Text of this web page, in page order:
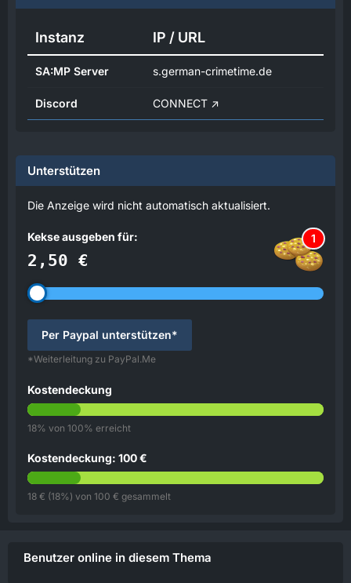
Instanz IP / URL
SA:MP Server s.german-crimetime.de
Discord CONNECT
Unterstützen
Die Anzeige wird nicht automatisch aktualisiert.
Kekse ausgeben für:
2,50 €
1
Per Paypal unterstützen*
*Weiterleitung zu PayPal.Me
Kostendeckung
18% von 100% erreicht
Kostendeckung: 100 €
18 € (18%) von 100 € gesammelt
Benutzer online in diesem Thema